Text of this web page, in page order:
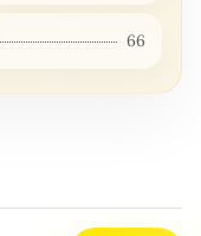
66